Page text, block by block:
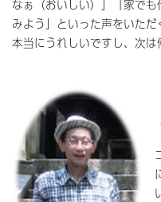
なぁ（おいしい）」「家でも
みよう」といった声をいただ
本当にうれしいですし、次は